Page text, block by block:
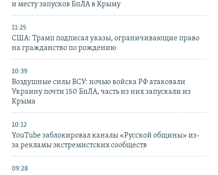
и месту запусков БпЛА в Крыму
11:25
США: Трамп подписал указы, ограничивающие право
на гражданство по рождению
10:39
Воздушные силы ВСУ: ночью войска РФ атаковали
Украину почти 150 БпЛА, часть из них запускали из
Крыма
10:12
YouTube заблокировал каналы «Русской общины» из-
за рекламы экстремистских сообществ
09:28